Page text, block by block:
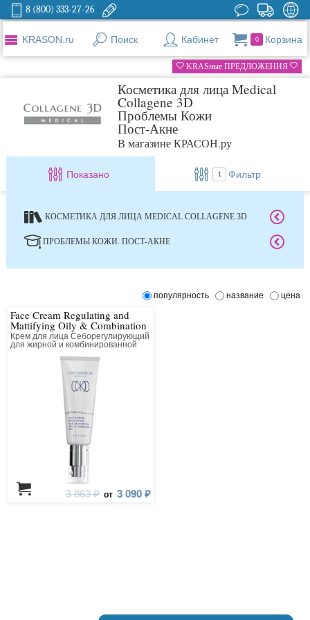
8 (800) 333-27-26
KRASON.ru Поиск Кабинет 0 Корзина
KRASные ПРЕДЛОЖЕНИЯ
Косметика для лица Medical
Collagene 3D
Проблемы Кожи
Пост-Акне
В магазине КРАСОН.ру
Показано 1 Фильтр
КОСМЕТИКА ДЛЯ ЛИЦА MEDICAL COLLAGENE 3D
ПРОБЛЕМЫ КОЖИ. ПОСТ-АКНЕ
популярность название цена
Face Cream Regulating and
Mattifying Oily & Combination
Skin
Крем для лица Себорегулирующий
для жирной и комбинированной
3 863 ₽ от 3 090 ₽